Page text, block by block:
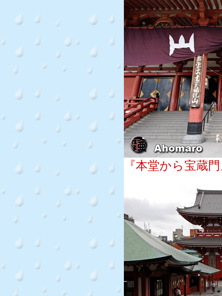
『本堂から宝蔵